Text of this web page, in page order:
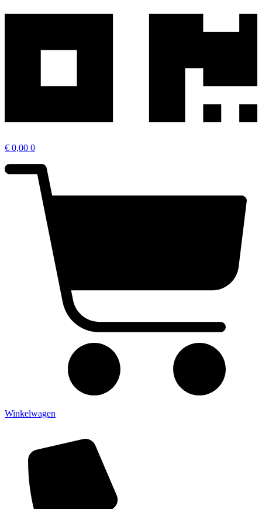
€ 0,00 0
Winkelwagen